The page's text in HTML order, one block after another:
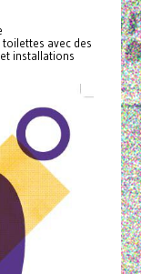
avec des
installations